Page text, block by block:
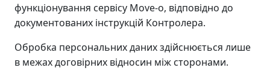
функціонування сервісу Move-o, відповідно до
документованих інструкцій Контролера.
Обробка персональних даних здійснюється лише
в межах договірних відносин між сторонами.